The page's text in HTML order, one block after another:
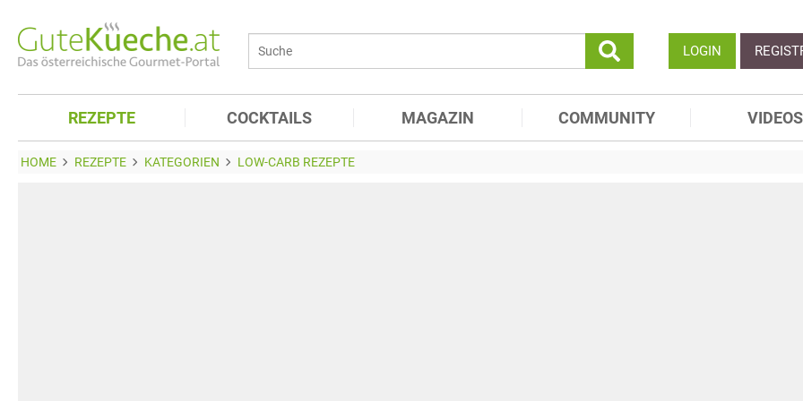
LOGIN
REZEPTE COCKTAILS MAGAZIN COMMUNITY VIDEOS
HOME REZEPTE KATEGORIEN LOW-CARB REZEPTE